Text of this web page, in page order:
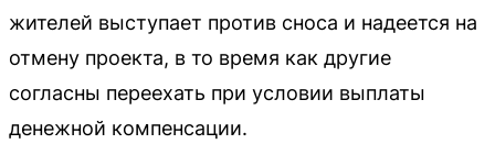
жителей выступает против сноса и надеется на
отмену проекта, в то время как другие
согласны переехать при условии выплаты
денежной компенсации.